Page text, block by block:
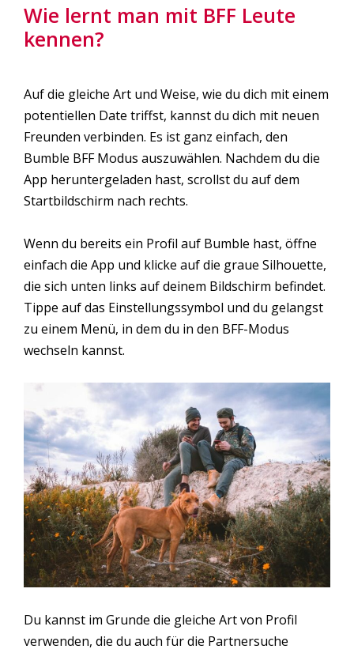
Wie lernt man mit BFF Leute
kennen?
Auf die gleiche Art und Weise, wie du dich mit einem
potentiellen Date triffst, kannst du dich mit neuen
Freunden verbinden. Es ist ganz einfach, den
Bumble BFF Modus auszuwählen. Nachdem du die
App heruntergeladen hast, scrollst du auf dem
Startbildschirm nach rechts.
Wenn du bereits ein Profil auf Bumble hast, öffne
einfach die App und klicke auf die graue Silhouette,
die sich unten links auf deinem Bildschirm befindet.
Tippe auf das Einstellungssymbol und du gelangst
zu einem Menü, in dem du in den BFF-Modus
wechseln kannst.
Du kannst im Grunde die gleiche Art von Profil
verwenden, die du auch für die Partnersuche